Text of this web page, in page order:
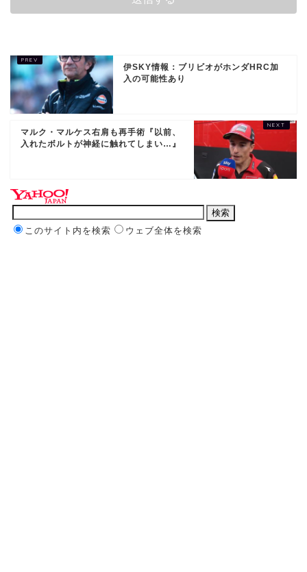
伊SKY情報：ブリビオがホンダHRC加
入の可能性あり
マルク・マルケス右肩も再手術『以前、
入れたボルトが神経に触れてしまい…』
このサイト内を検索 ウェブ全体を検索